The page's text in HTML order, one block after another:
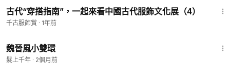
古代“穿搭指南”，一起來看中國古代服飾文化展（4）
千古服飾賞 · 1年前
魏晉風小雙環
髮上千年 · 2個月前